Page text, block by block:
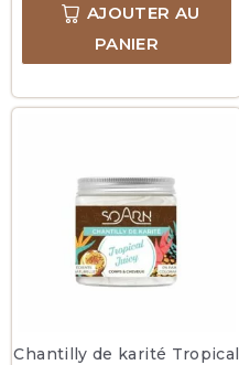
AJOUTER AU
PANIER
Chantilly de karité Tropical